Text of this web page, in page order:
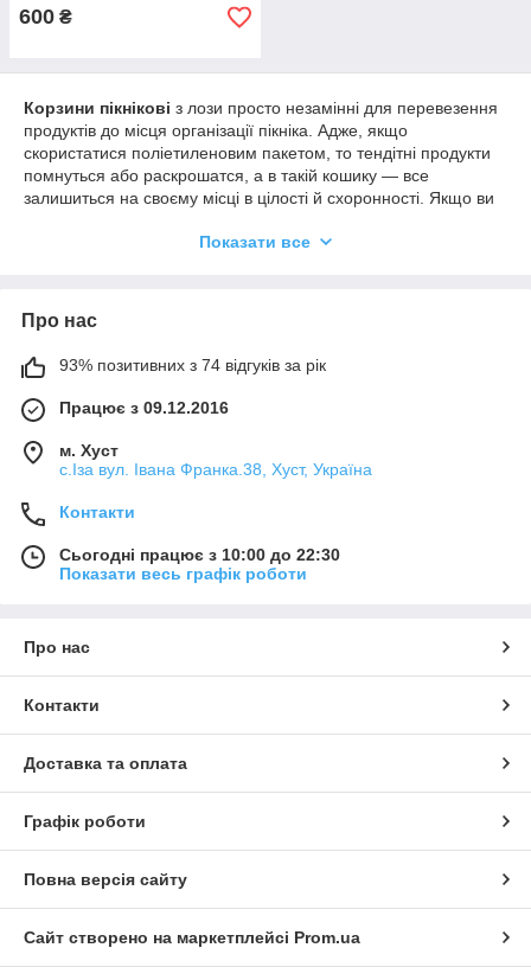
600 ₴
Корзини пікнікові з лози просто незамінні для перевезення
продуктів до місця організації пікніка. Адже, якщо
скористатися поліетиленовим пакетом, то тендітні продукти
помнуться або раскрошатся, а в такій кошику — все
залишиться на своєму місці в цілості й схоронності. Якщо ви
свою увагу на одну суттєву відмінність — кошики мають
Показати все
Про нас
93% позитивних з 74 відгуків за рік
Працює з 09.12.2016
м. Хуст
с.Іза вул. Івана Франка.38, Хуст, Україна
Контакти
Сьогодні працює з 10:00 до 22:30
Показати весь графік роботи
Про нас
Контакти
Доставка та оплата
Графік роботи
Повна версія сайту
Сайт створено на маркетплейсі Prom.ua